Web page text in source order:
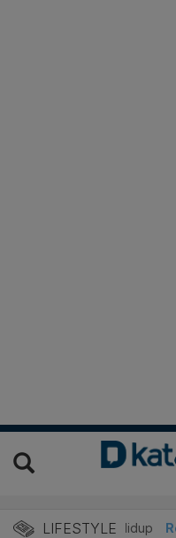
LIFESTYLE
Edukasi Gaya Hidup